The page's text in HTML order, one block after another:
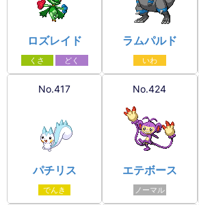
ロズレイド
くさ どく
ラムパルド
いわ
No.417
パチリス
でんき
No.424
エテボース
ノーマル